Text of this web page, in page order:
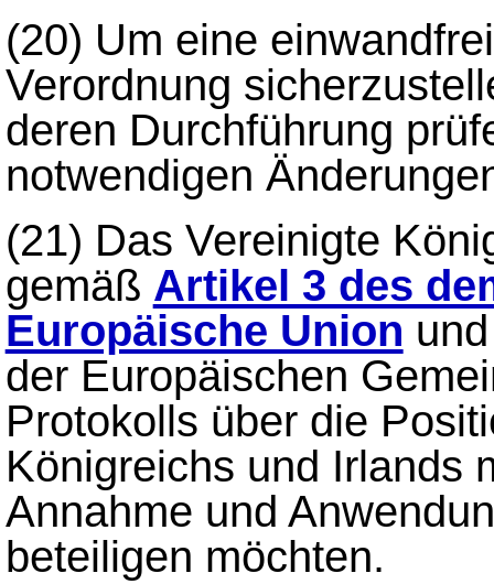
(20) Um eine
Verordnung
deren Durchführung
notwendigen
(21) Das Vereinigte
gemäß Artikel 3 des
Europäische Union
der Europäischen
Protokolls über die
Königreichs und Irlands
Annahme und
beteiligen möchten.